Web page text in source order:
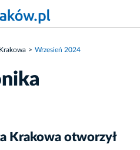
Wrzesień 2024
Krakowa otworzył